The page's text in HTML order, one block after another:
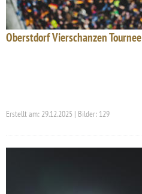
Oberstdorf Vierschanzen Tournee
Erstellt am: 29.12.2025 | Bilder: 129